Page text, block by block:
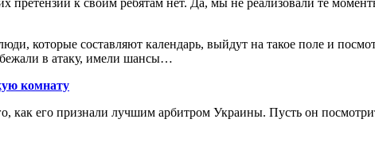
претензий к своим ребятам нет. Да, мы не реализовали те
которые составляют календарь, выйдут на такое поле и
бежали в атаку, имели шансы…
комнату
как его признали лучшим арбитром Украины. Пусть он